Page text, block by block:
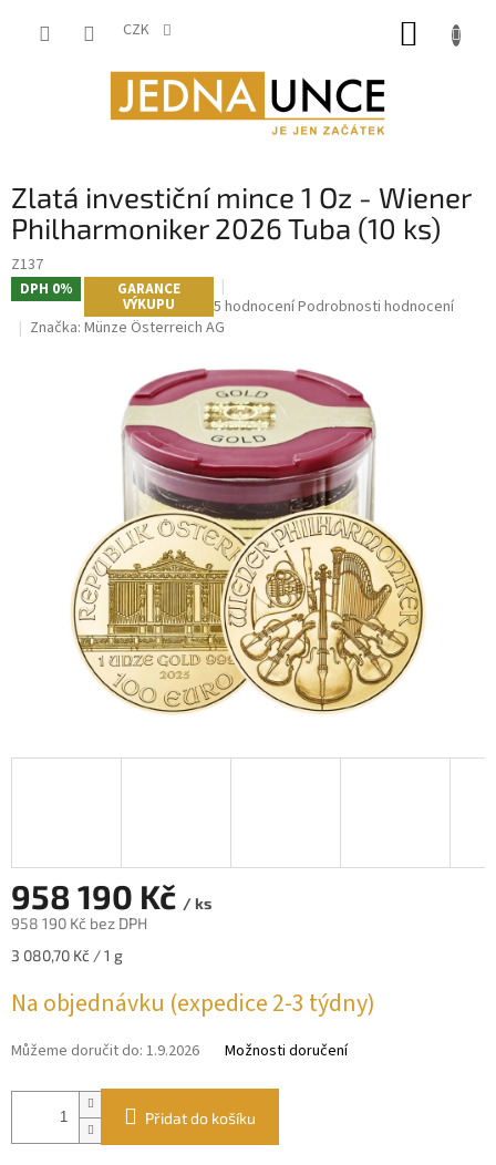
CZK
Zlatá investiční mince 1 Oz - Wiener
Philharmoniker 2026 Tuba (10 ks)
Z137
DPH 0% GARANCE
VÝKUPU
Průměrné
hodnocení
je
5,0
z
5
hvězdiček.
5 hodnoceníPodrobnosti hodnocení
Značka: Münze Österreich AG
958 190 Kč / ks
958 190 Kč bez DPH
Měrná
3 080,70 Kč / 1 g
Na objednávku (expedice 2-3 týdny)
Můžeme doručit do: 1.9.2026 Možnosti doručení
Přidat do košíku